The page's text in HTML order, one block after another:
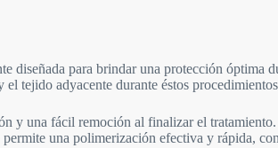
para brindar una protección óptima
tejido adyacente durante éstos
una fácil remoción al finalizar el
una polimerización efectiva y rápida,